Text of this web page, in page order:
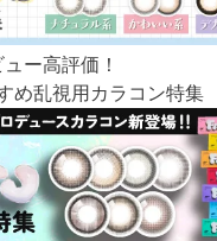
ュー高評価！
め乱視用カラコン特集